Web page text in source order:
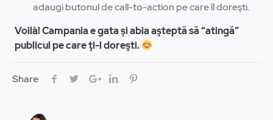
adaugi butonul de call-to-action pe care îl doreşti.
Voilà! Campania e gata şi abia aşteptă să “atingă”
publicul pe care ţi-l doreşti.
Share